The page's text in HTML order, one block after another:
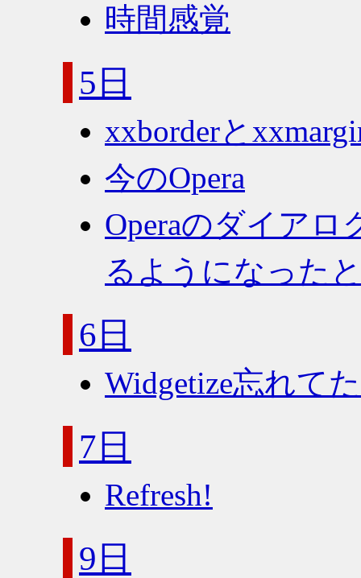
時間感覚
5日
xxborderと
今のOpera
Operaのダイア
るようになった
6日
Widgetize忘れてた
7日
Refresh!
9日